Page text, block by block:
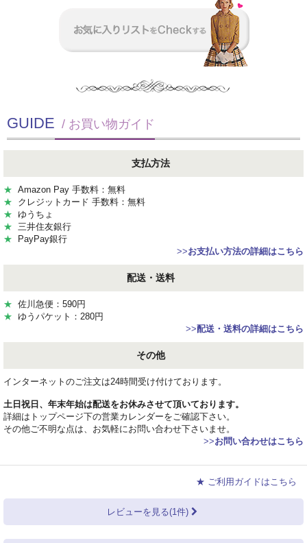
GUIDE / お買い物ガイド
支払方法
★ Amazon Pay 手数料：無料
★ クレジットカード 手数料：無料
★ ゆうちょ
★ 三井住友銀行
★ PayPay銀行
>>お支払い方法の詳細はこちら
配送・送料
★ 佐川急便：590円
★ ゆうパケット：280円
>>配送・送料の詳細はこちら
その他
インターネットのご注文は24時間受け付けております。
土日祝日、年末年始は配送をお休みさせて頂いております。
詳細はトップページ下の営業カレンダーをご確認下さい。
その他ご不明な点は、お気軽にお問い合わせ下さいませ。
>>お問い合わせはこちら
★ ご利用ガイドはこちら
レビューを見る(1件)